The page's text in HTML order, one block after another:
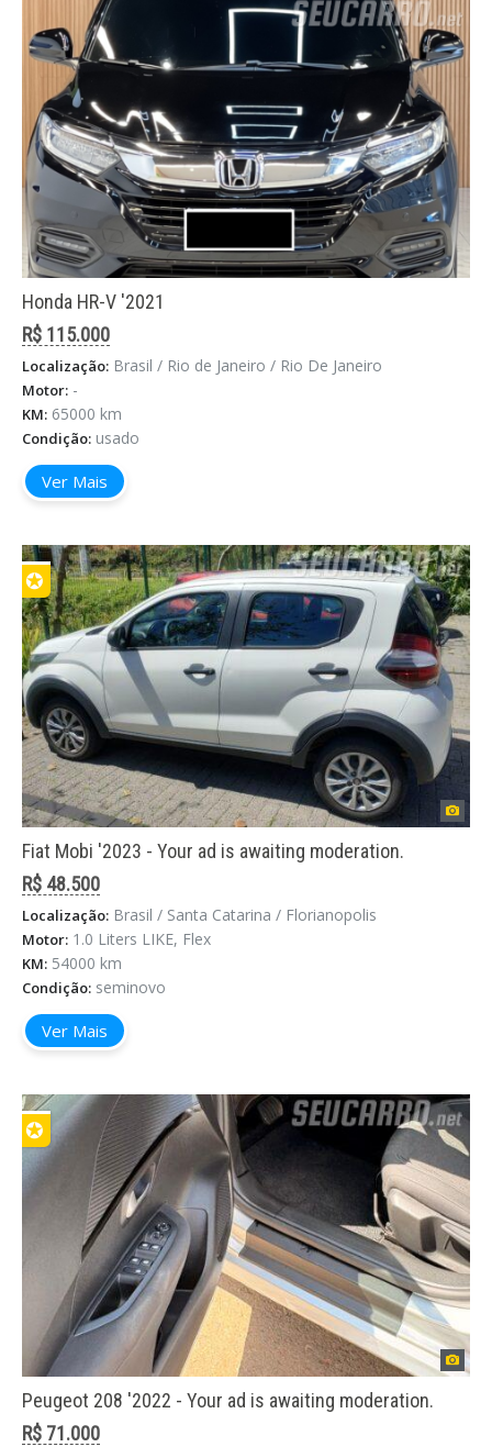
Honda HR-V '2021
R$ 115.000
Localização: Brasil / Rio de Janeiro / Rio De Janeiro
Motor: -
KM: 65000 km
Condição: usado
Ver Mais
✪
Fiat Mobi '2023 - Your ad is awaiting moderation.
R$ 48.500
Localização: Brasil / Santa Catarina / Florianopolis
Motor: 1.0 Liters LIKE, Flex
KM: 54000 km
Condição: seminovo
Ver Mais
✪
Peugeot 208 '2022 - Your ad is awaiting moderation.
R$ 71.000